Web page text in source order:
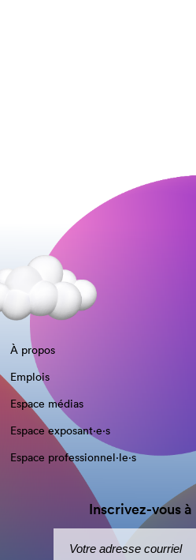
À propos
Emplois
Espace médias
Espace exposant·e⋅s
Espace professionnel·le⋅s
Inscrivez-vous